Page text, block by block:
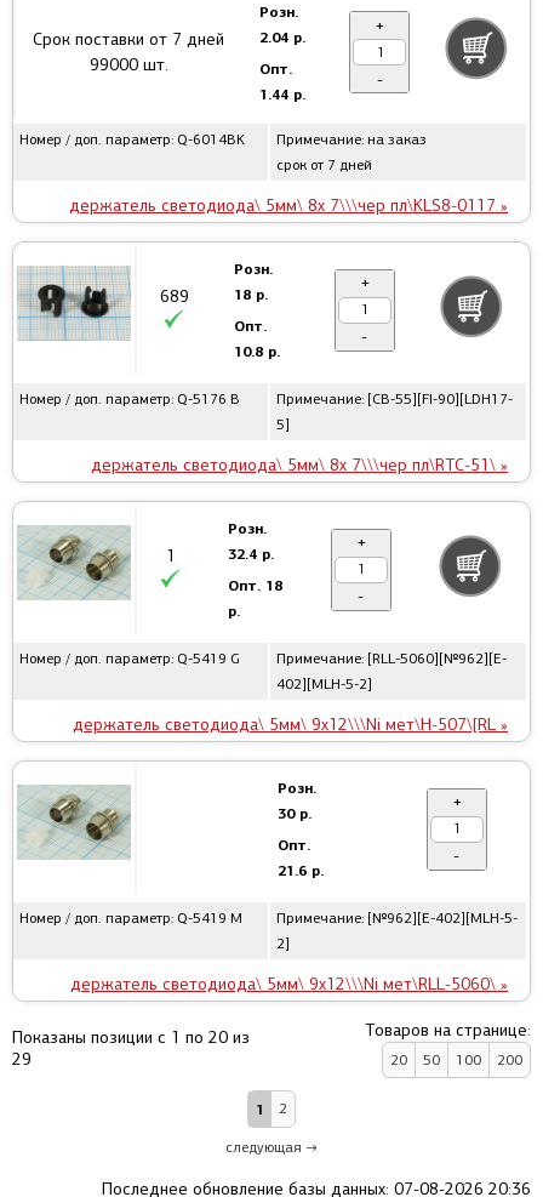
Номер / доп. параметр: Q-6014BK
Примечание: на заказ
срок от 7 дней
держатель светодиода\ 5мм\ 8x 7\\\чер пл\KLS8-0117 »
Срок поставки от 7 дней
99000 шт.
Розн.
2.04 р.
Опт.
1.44 р.
+
-
Номер / доп. параметр: Q-5176 B
Примечание: [CB-55][FI-90][LDH17-
5]
держатель светодиода\ 5мм\ 8x 7\\\чер пл\RTC-51\ »
689
Розн.
18 р.
Опт.
10.8 р.
+
-
Номер / доп. параметр: Q-5419 G
Примечание: [RLL-5060][№962][E-
402][MLH-5-2]
держатель светодиода\ 5мм\ 9x12\\\Ni мет\H-507\[RL »
1
Розн.
32.4 р.
Опт. 18
р.
+
-
Номер / доп. параметр: Q-5419 M
Примечание: [№962][E-402][MLH-5-
2]
держатель светодиода\ 5мм\ 9x12\\\Ni мет\RLL-5060\ »
Розн.
30 р.
Опт.
21.6 р.
+
-
Показаны позиции с 1 по 20 из
29
Товаров на странице:
20 50 100 200
1 2
следующая →
Последнее обновление базы данных: 07-08-2026 20:36